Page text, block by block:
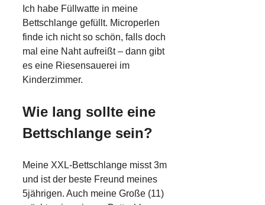
Ich habe Füllwatte in meine
Bettschlange gefüllt. Microperlen
finde ich nicht so schön, falls doch
mal eine Naht aufreißt – dann gibt
es eine Riesensauerei im
Kinderzimmer.
Wie lang sollte eine
Bettschlange sein?
Meine XXL-Bettschlange misst 3m
und ist der beste Freund meines
5jährigen. Auch meine Große (11)